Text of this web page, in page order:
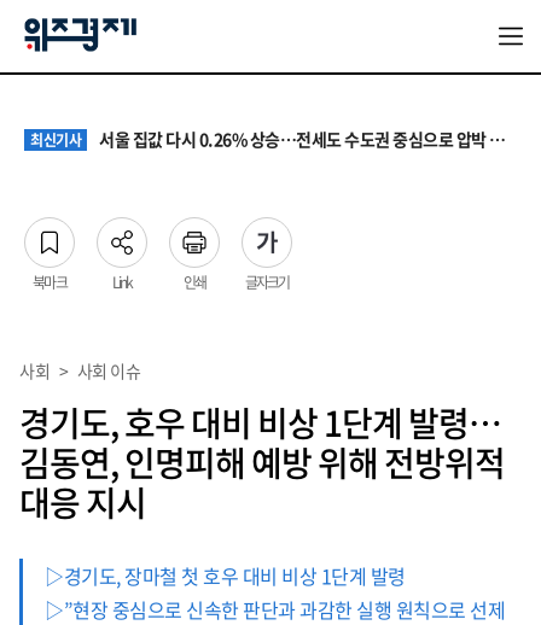
최신기사 서울 집값 다시 0.26% 상승…전세도 수도권 중심으로 압박 커져
최신기사 원·하청 교섭 갈등에 안전 지원 위축까지… 노란봉투법 불확실성 해법은
최신기사 청소년 혐오 표현, '처벌과 낙인'에서 '교양과 상식'으로
북마크 Link 인쇄 글자크기
사회 > 사회 이슈
경기도, 호우 대비 비상 1단계 발령…
김동연, 인명피해 예방 위해 전방위적
대응 지시
▷경기도, 장마철 첫 호우 대비 비상 1단계 발령
▷”현장 중심으로 신속한 판단과 과감한 실행 원칙으로 선제